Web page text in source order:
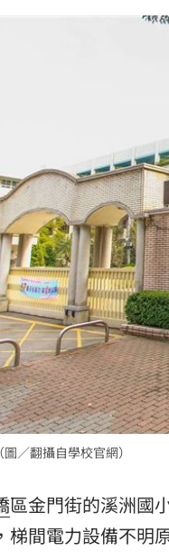
告！他質疑：財報怎
要國民黨還陳時中公
發言」 她轟：出來
公開紀錄 喊0檢出沒
中 20:31
播 15:27
線上直播 18:00
宙」職涯論壇9/12登
Formosa 7s掀足球
跨海追星吃美食！
／翻攝自學校官網）
區金門街的溪洲國
梯間電力設備不明